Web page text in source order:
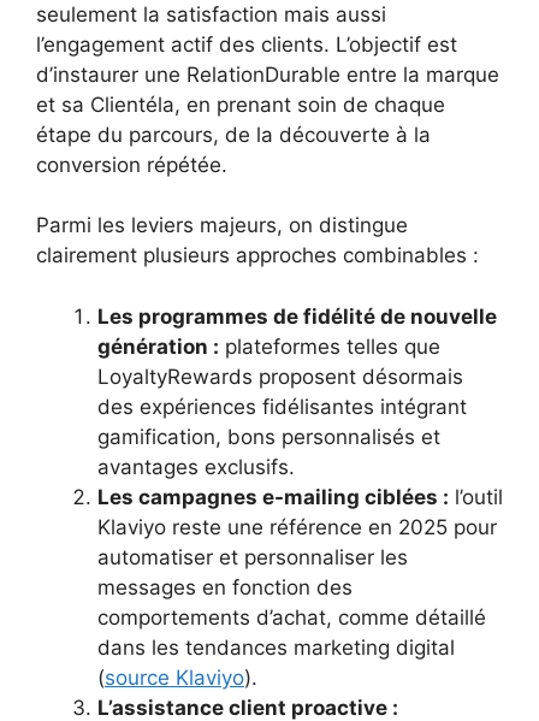
seulement la satisfaction mais aussi
l’engagement actif des clients. L’objectif est
d’instaurer une RelationDurable entre la marque
et sa Clientéla, en prenant soin de chaque
étape du parcours, de la découverte à la
conversion répétée.
Parmi les leviers majeurs, on distingue
clairement plusieurs approches combinables :
Les programmes de fidélité de nouvelle
génération : plateformes telles que
LoyaltyRewards proposent désormais
des expériences fidélisantes intégrant
gamification, bons personnalisés et
avantages exclusifs.
Les campagnes e-mailing ciblées : l’outil
Klaviyo reste une référence en 2025 pour
automatiser et personnaliser les
messages en fonction des
comportements d’achat, comme détaillé
dans les tendances marketing digital
(source Klaviyo).
L’assistance client proactive :